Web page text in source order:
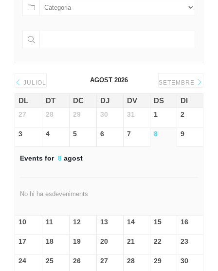
JULIOL AGOST 2026 SETEMBRE
DL DT DC DJ DV DS DI
27 28 29 30 31 1 2
3 4 5 6 7 8 9
Events for 8 agost
No hi ha esdeveniments
10 11 12 13 14 15 16
17 18 19 20 21 22 23
24 25 26 27 28 29 30